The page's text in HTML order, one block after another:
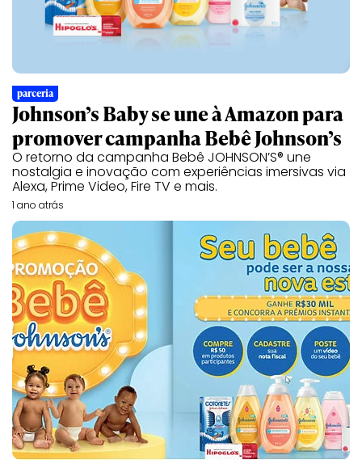
parceria
Johnson’s Baby se une à Amazon para
promover campanha Bebê Johnson’s
O retorno da campanha Bebê JOHNSON’S® une
nostalgia e inovação com experiências imersivas via
Alexa, Prime Video, Fire TV e mais.
1 ano atrás